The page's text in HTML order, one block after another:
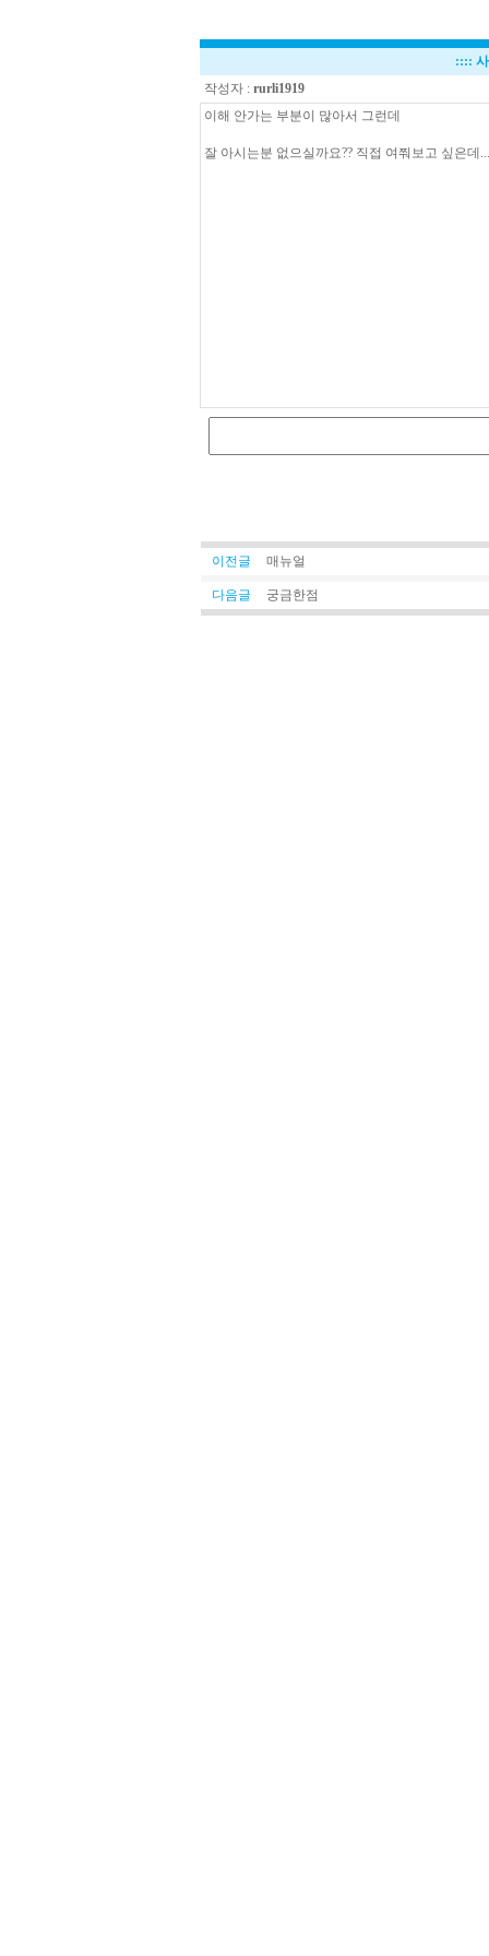
::::
작성자 : rurli1919
이해 안가는 부분이 많아서 그런데
잘 아시는분 없으실까요?? 직접 여쭤보고 싶은데...
이전글 매뉴얼
다음글 궁금한점